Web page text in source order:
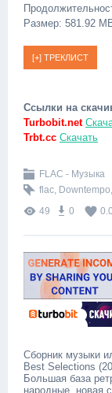
Размер: 581.92
Ссылки на
Turbobit.net
Trbt.cc Скачать
FLAC - Музыка
flac, Downtempo,
49
0 0.0
Сборник музыки
Best Selections
Большая база
народные, новая